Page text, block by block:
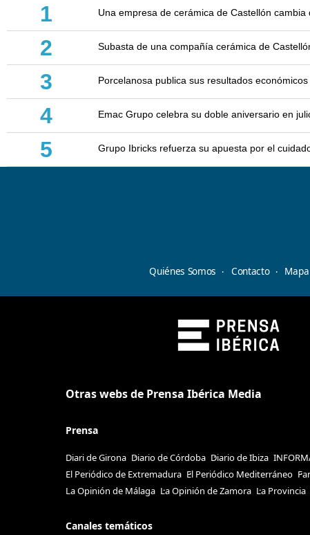
1 Una empresa de cerámica de Castellón cambia
2 Subasta de una compañía cerámica de
3 Porcelanosa publica sus resultados económicos
4 Emac Grupo celebra su doble aniversario en
5 Grupo Ibricks refuerza su apuesta por el
Quiénes Somos Contacto
Otras webs de Prensa Ibérica Media
Prensa
Diari de Girona Diario de Córdoba Diario de Ibiza
El Periódico de Extremadura El Periódico Mediterráneo
La Opinión de Málaga La Opinión de Zamora La Provincia
Canales temáticos